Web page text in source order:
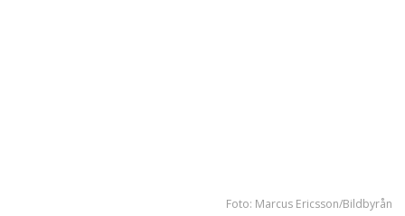
Foto: Marcus Ericsson/Bildbyrån